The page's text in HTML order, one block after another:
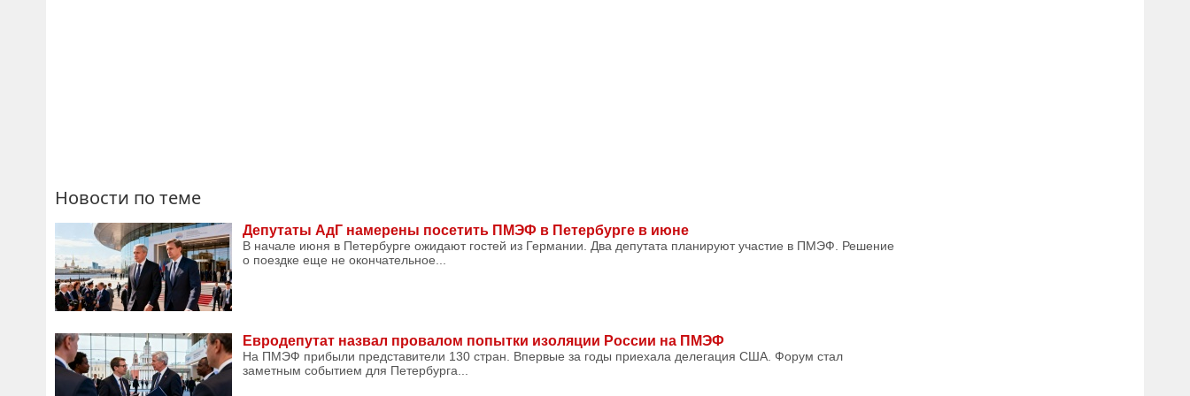
Новости по теме
Депутаты АдГ намерены посетить ПМЭФ в Петербурге в июне
В начале июня в Петербурге ожидают гостей из Германии. Два депутата планируют участие в ПМЭФ. Решение
о поездке еще не окончательное...
Евродепутат назвал провалом попытки изоляции России на ПМЭФ
На ПМЭФ прибыли представители 130 стран. Впервые за годы приехала делегация США. Форум стал
заметным событием для Петербурга...